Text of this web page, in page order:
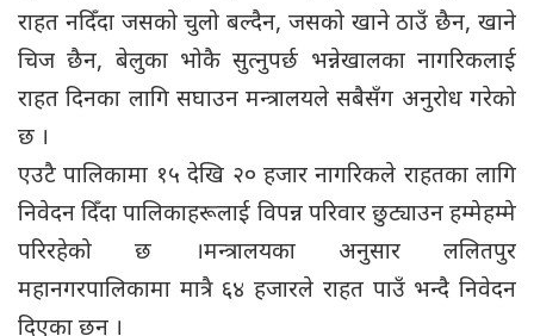
राहत नदिँदा जसको चुलो बल्दैन, जसको खाने ठाउँ छैन, खाने
चिज छैन, बेलुका भोकै सुत्नुपर्छ भन्नेखालका नागरिकलाई
राहत दिनका लागि सघाउन मन्त्रालयले सबैसँग अनुरोध गरेको
छ ।
एउटै पालिकामा १५ देखि २० हजार नागरिकले राहतका लागि
निवेदन दिँदा पालिकाहरूलाई विपन्न परिवार छुट्याउन हम्मेहम्मे
परिरहेको छ ।मन्त्रालयका अनुसार ललितपुर
महानगरपालिकामा मात्रै ६४ हजारले राहत पाउँ भन्दै निवेदन
दिएका छन् ।